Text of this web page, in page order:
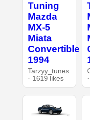
Tuning
Mazda
MX-5
Miata
Convertible
1994
Tarzyy_tunes
· 1619 likes